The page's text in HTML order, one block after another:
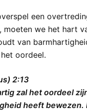
een
we het hart
van
oordeel.
2:13
zal het oordeel
heeft bewezen.